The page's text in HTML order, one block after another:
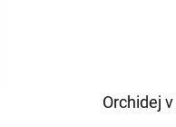
Orchidej